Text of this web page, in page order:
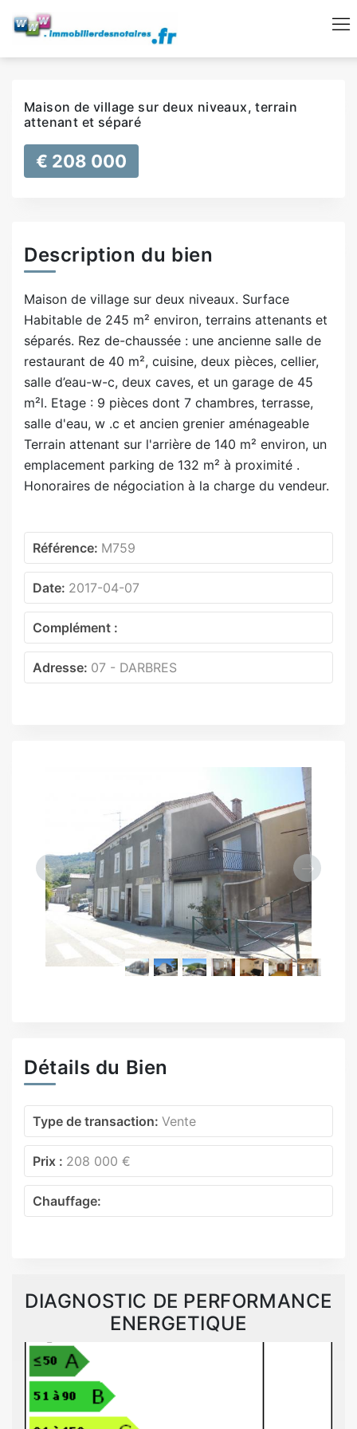
Maison de village sur deux niveaux, terrain
attenant et séparé
€ 208 000
Description du bien
Maison de village sur deux niveaux. Surface
Habitable de 245 m² environ, terrains attenants et
séparés. Rez de-chaussée : une ancienne salle de
restaurant de 40 m², cuisine, deux pièces, cellier,
salle d’eau-w-c, deux caves, et un garage de 45
m²l. Etage : 9 pièces dont 7 chambres, terrasse,
salle d'eau, w .c et ancien grenier aménageable
Terrain attenant sur l'arrière de 140 m² environ, un
emplacement parking de 132 m² à proximité .
Honoraires de négociation à la charge du vendeur.
Référence: M759
Date: 2017-04-07
Complément :
Adresse: 07 - DARBRES
Précédent Suivant
Détails du Bien
Type de transaction: Vente
Prix : 208 000 €
Chauffage:
DIAGNOSTIC DE PERFORMANCE
ENERGETIQUE